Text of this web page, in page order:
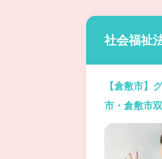
社会福祉
【倉敷市】
市・倉敷市